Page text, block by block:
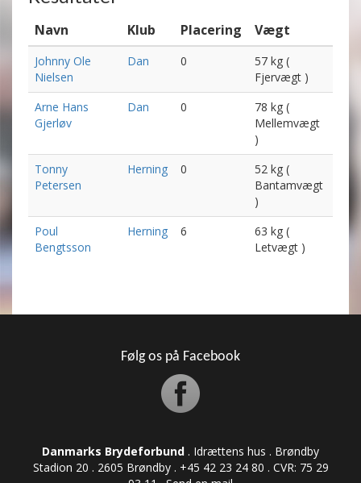
Navn Klub Placering Vægt
Johnny Ole
Nielsen
Dan 0
57 kg (
Fjervægt )
Arne Hans
Gjerløv
Dan 0
78 kg (
Mellemvægt
)
Tonny
Petersen
Herning 0
52 kg (
Bantamvægt
)
Poul
Bengtsson
Herning 6
63 kg (
Letvægt )
Følg os på Facebook
Danmarks Brydeforbund . Idrættens hus . Brøndby
Stadion 20 . 2605 Brøndby . +45 42 23 24 80 . CVR: ​​​​​​75 29